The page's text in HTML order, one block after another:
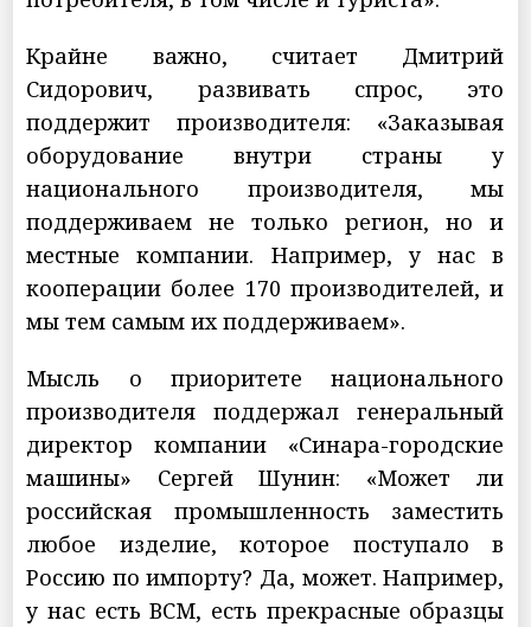
Крайне важно, считает Дмитрий
Сидорович, развивать спрос, это
поддержит производителя: «Заказывая
оборудование внутри страны у
национального производителя, мы
поддерживаем не только регион, но и
местные компании. Например, у нас в
кооперации более 170 производителей, и
мы тем самым их поддерживаем».
Мысль о приоритете национального
производителя поддержал генеральный
директор компании «Синара-городские
машины» Сергей Шунин: «Может ли
российская промышленность заместить
любое изделие, которое поступало в
Россию по импорту? Да, может. Например,
у нас есть ВСМ, есть прекрасные образцы